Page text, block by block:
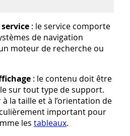
: le service comporte
de navigation
moteur de recherche ou
: le contenu doit être
sur tout type de support.
à la taille et à l’orientation de
important pour
les tableaux.